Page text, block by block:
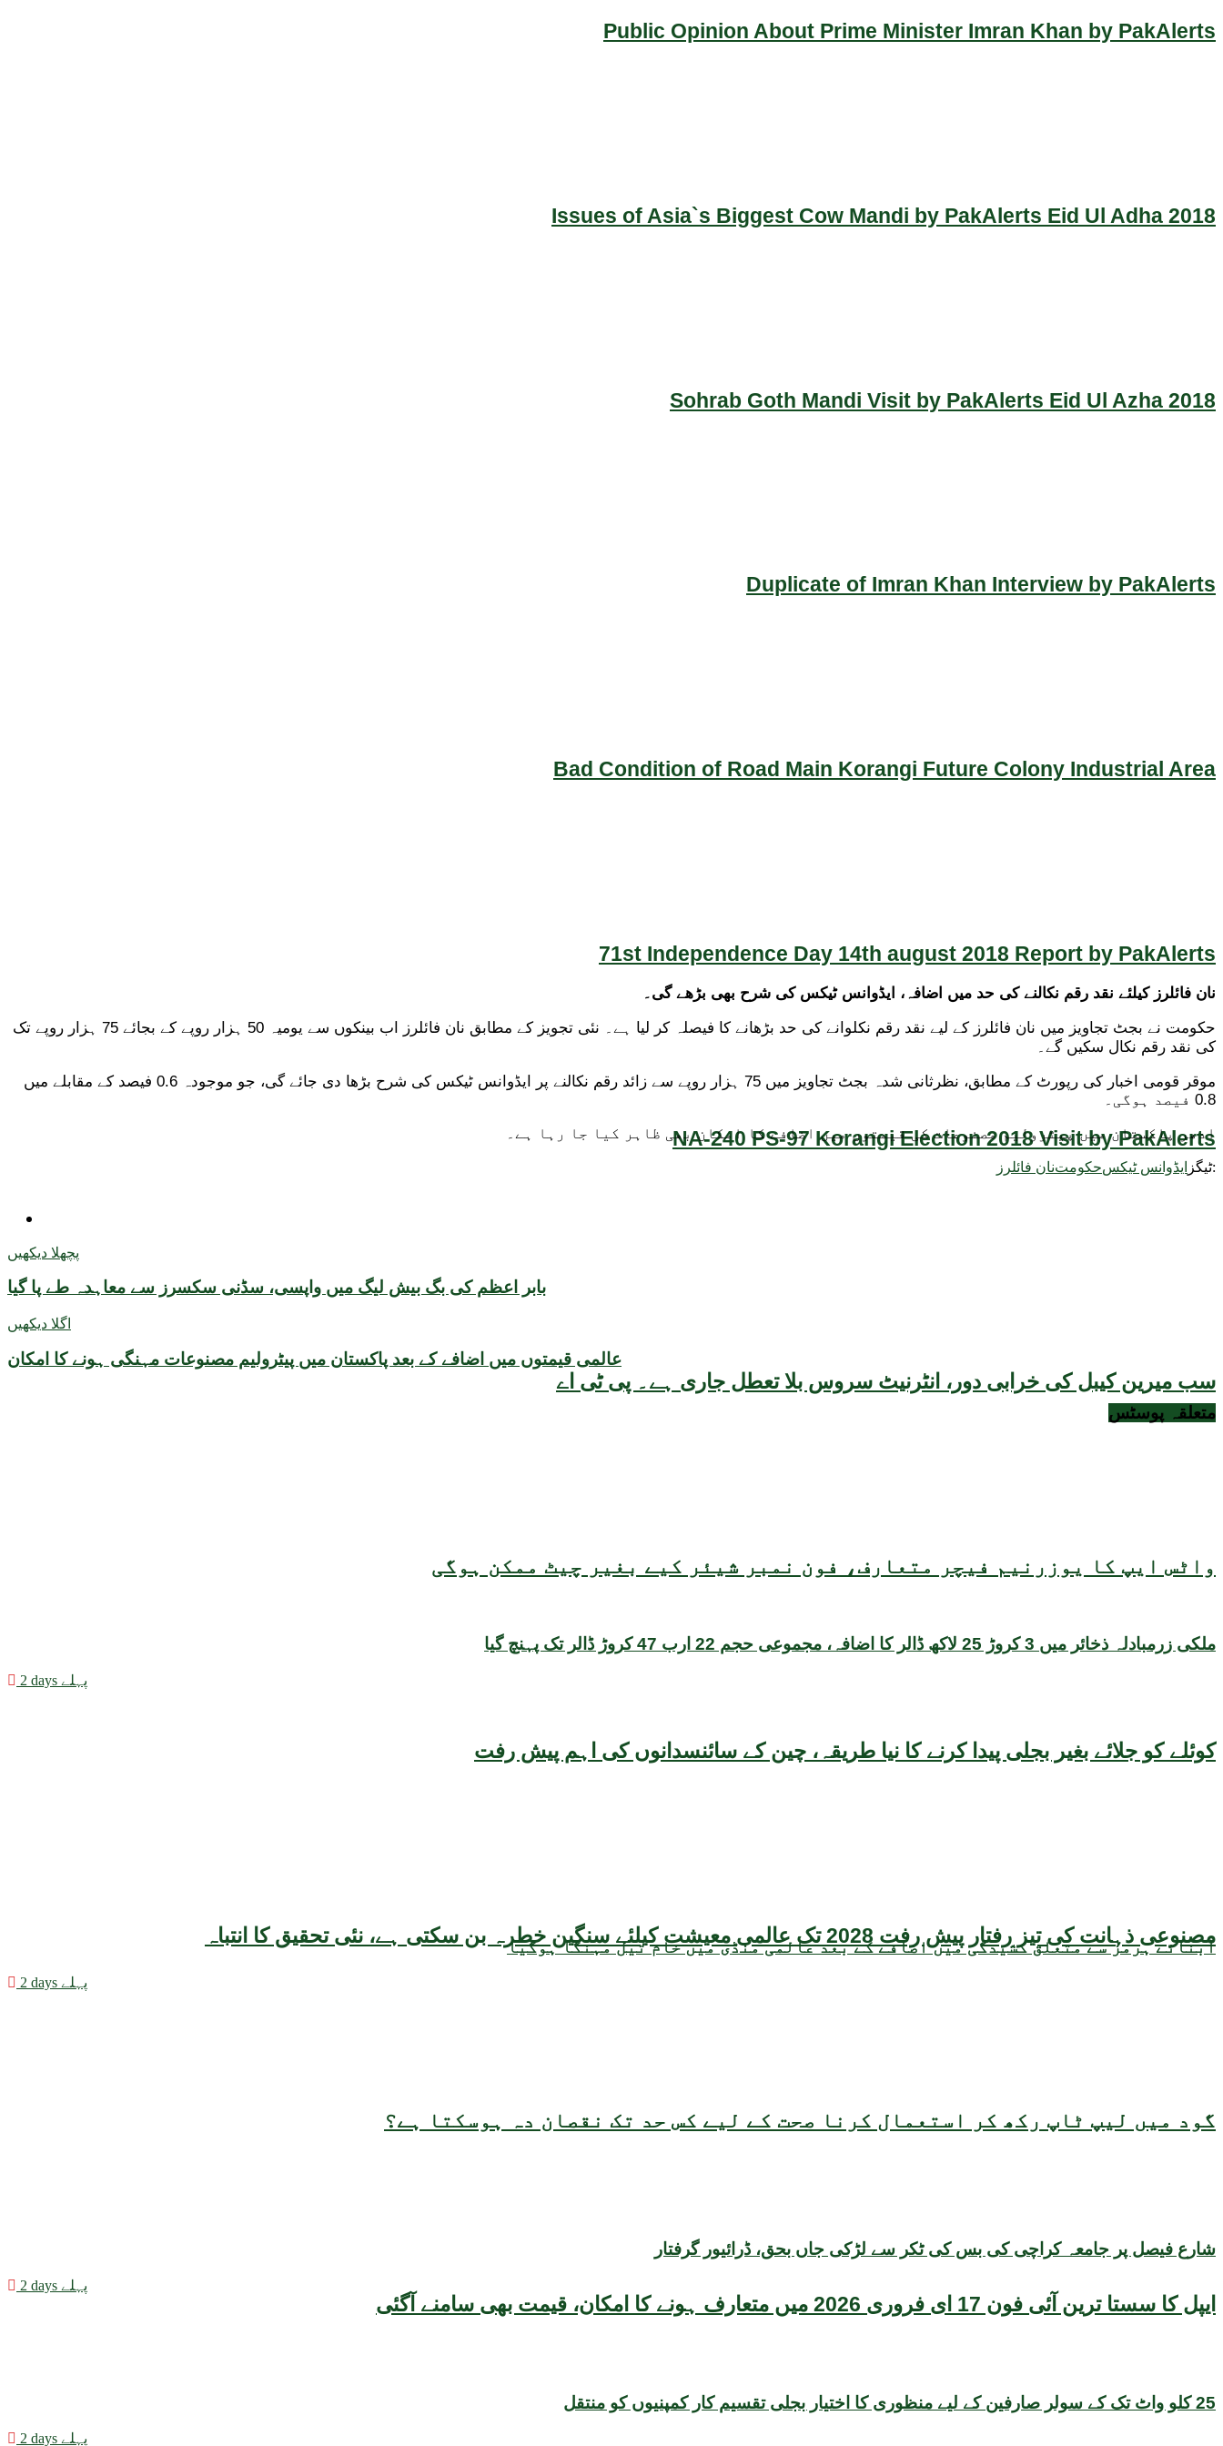
Public Opinion About Prime Minister Imran Khan by PakAlerts
Issues of Asia`s Biggest Cow Mandi by PakAlerts Eid Ul Adha 2018
Sohrab Goth Mandi Visit by PakAlerts Eid Ul Azha 2018
Duplicate of Imran Khan Interview by PakAlerts
Bad Condition of Road Main Korangi Future Colony Industrial Area
71st Independence Day 14th august 2018 Report by PakAlerts
NA-240 PS-97 Korangi Election 2018 Visit by PakAlerts
سب میرین کیبل کی خرابی دور، انٹرنیٹ سروس بلا تعطل جاری ہے۔ پی ٹی اے
واٹس ایپ کا یوزرنیم فیچر متعارف، فون نمبر شیئر کیے بغیر چیٹ ممکن ہوگی
کوئلے کو جلائے بغیر بجلی پیدا کرنے کا نیا طریقہ، چین کے سائنسدانوں کی اہم پیش رفت
مصنوعی ذہانت کی تیز رفتار پیش رفت 2028 تک عالمی معیشت کیلئے سنگین خطرہ بن سکتی ہے، نئی تحقیق کا انتباہ
گود میں لیپ ٹاپ رکھ کر استعمال کرنا صحت کے لیے کس حد تک نقصان دہ ہوسکتا ہے؟
ایپل کا سستا ترین آئی فون 17 ای فروری 2026 میں متعارف ہونے کا امکان، قیمت بھی سامنے آگئی
نان فائلرز کیلئے نقد رقم نکالنے کی حد میں اضافہ، ایڈوانس ٹیکس کی شرح بھی بڑھے گی۔
حکومت نے بجٹ تجاویز میں نان فائلرز کے لیے نقد رقم نکلوانے کی حد بڑھانے کا فیصلہ کر لیا ہے۔ نئی تجویز کے مطابق نان فائلرز اب بینکوں سے یومیہ 50 ہزار روپے کے بجائے 75 ہزار روپے تک
کی نقد رقم نکال سکیں گے۔
موقر قومی اخبار کی رپورٹ کے مطابق، نظرثانی شدہ بجٹ تجاویز میں 75 ہزار روپے سے زائد رقم نکالنے پر ایڈوانس ٹیکس کی شرح بڑھا دی جائے گی، جو موجودہ 0.6 فیصد کے مقابلے میں
0.8 فیصد ہوگی۔
ادھر پاکستان میں پیٹرولیم مصنوعات کی قیمتوں میں اضافے کا امکان بھی ظاہر کیا جا رہا ہے۔
ٹیگز: ایڈوانس ٹیکسحکومتنان فائلرز
پچھلا دیکھیں
بابر اعظم کی بگ بیش لیگ میں واپسی، سڈنی سکسرز سے معاہدہ طے پا گیا
اگلا دیکھیں
عالمی قیمتوں میں اضافے کے بعد پاکستان میں پیٹرولیم مصنوعات مہنگی ہونے کا امکان
متعلقہ پوسٹس
ملکی زرمبادلہ ذخائر میں 3 کروڑ 25 لاکھ ڈالر کا اضافہ، مجموعی حجم 22 ارب 47 کروڑ ڈالر تک پہنچ گیا
2 days پہلے
آبنائے ہرمز سے متعلق کشیدگی میں اضافے کے بعد عالمی منڈی میں خام تیل مہنگا ہوگیا
2 days پہلے
شارع فیصل پر جامعہ کراچی کی بس کی ٹکر سے لڑکی جاں بحق، ڈرائیور گرفتار
2 days پہلے
25 کلو واٹ تک کے سولر صارفین کے لیے منظوری کا اختیار بجلی تقسیم کار کمپنیوں کو منتقل
2 days پہلے